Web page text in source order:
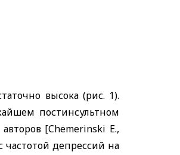
высока (рис. 1).
постинсультном
[Chemerinski E.,
частотой депрессий на